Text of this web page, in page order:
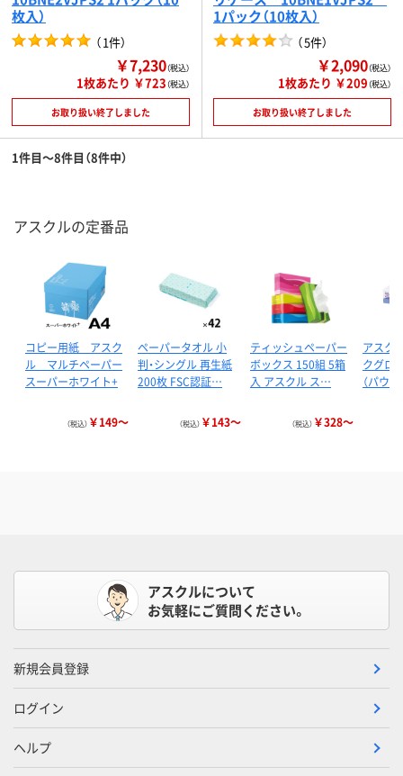
枚入）
（1件）
￥7,230（税込）
1枚あたり ￥723（税込）
お取り扱い終了しました
1パック（10枚入）
（5件）
￥2,090（税込）
1枚あたり ￥209（税込）
お取り扱い終了しました
1件目～8件目（8件中）
アスクルの定番品
コピー用紙 アスク
ル マルチペーパー
スーパーホワイト+
（税込） ￥149～
ペーパータオル 小
判・シングル 再生紙
200枚 FSC認証…
（税込） ￥143～
ティッシュペーパー
ボックス 150組 5箱
入 アスクル ス…
（税込） ￥328～
アスク
クグロ
（パウ
アスクルについて
お気軽にご質問ください。
新規会員登録
ログイン
ヘルプ